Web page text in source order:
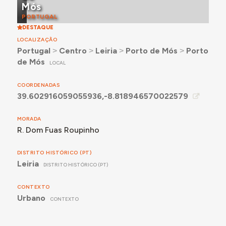
Mós
PORTUGAL
DESTAQUE
LOCALIZAÇÃO
Portugal ˃ Centro ˃ Leiria˃ Porto de Mós ˃ Porto
de Mós
LOCAL
COORDENADAS
39.602916059055936,-8.818946570022579
MORADA
R. Dom Fuas Roupinho
DISTRITO HISTÓRICO (PT)
Leiria DISTRITO HISTÓRICO (PT)
CONTEXTO
Urbano CONTEXTO